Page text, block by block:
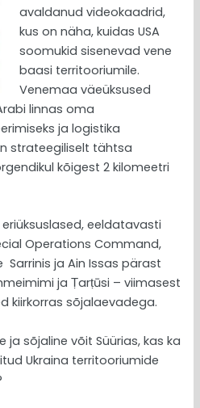
avaldanud videokaadrid,
kus on näha, kuidas USA
soomukid sisenevad vene
baasi territooriumile.
Venemaa väeüksused
linnas oma
ja logistika
strateegiliselt tähtsa
kõigest 2 kilomeetri
eeldatavasti
Operations Command,
ja Ain Issas pärast
ja Ṭarṭūsi – viimasest
kiirkorras sõjalaevadega.
ja sõjaline võit Süürias, kas ka
Ukraina territooriumide